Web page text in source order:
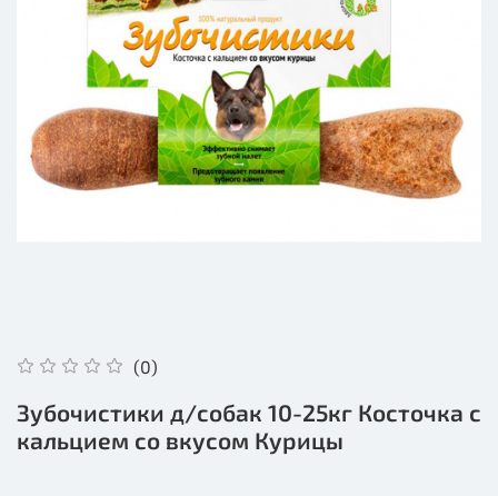
(0)
Зубочистики д/собак 10-25кг Косточка с
кальцием со вкусом Курицы